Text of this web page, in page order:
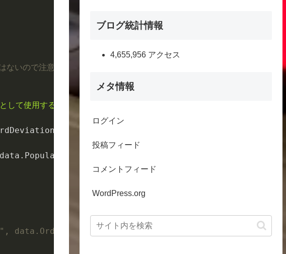
ので注意が必要
て使用する。"
data .PopulationStandardDeviation()
data.OrderStatistic(123));
ブログ統計情報
4,655,956 アクセス
メタ情報
ログイン
投稿フィード
コメントフィード
WordPress.org